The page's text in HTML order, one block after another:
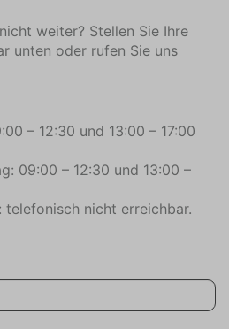
weiter? Stellen Sie Ihre
unten oder rufen Sie uns
– 12:30 und 13:00 – 17:00
09:00 – 12:30 und 13:00 –
nicht erreichbar.